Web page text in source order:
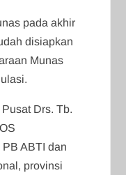
pada akhir
disiapkan
Munas
Drs. Tb.
ABTI dan
provinsi